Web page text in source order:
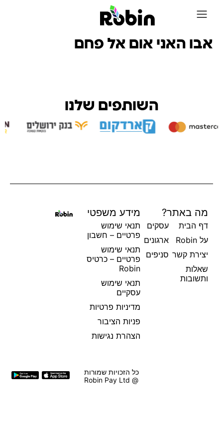
אבו האני אום אל פחם
השותפים שלנו
מה באתר?
דף הבית
על Robin
יצירת קשר
שאלות
ותשובות
עסקים
ארגונים
סניפים
מידע משפטי
תנאי שימוש
פרטיים – חשבון
תנאי שימוש
פרטיים – כרטיס
Robin
תנאי שימוש
עסקיים
מדיניות פרטיות
פניות הציבור
הצהרת נגישות
כל הזכויות שמורות
@ Robin Pay Ltd